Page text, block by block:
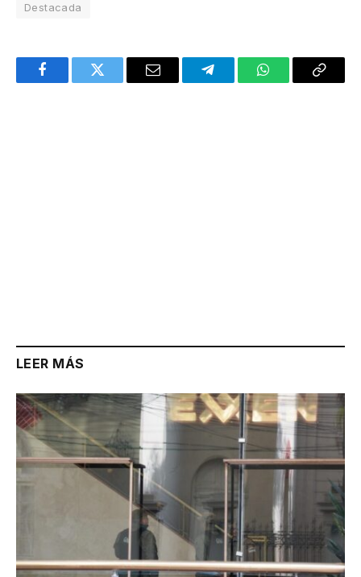
Destacada
FacebookTwitter Email TelegramWhatsAppCopy
LEER MÁS